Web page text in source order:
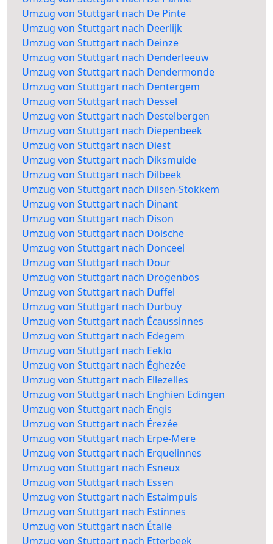
Umzug von Stuttgart nach De Pinte
Umzug von Stuttgart nach Deerlijk
Umzug von Stuttgart nach Deinze
Umzug von Stuttgart nach Denderleeuw
Umzug von Stuttgart nach Dendermonde
Umzug von Stuttgart nach Dentergem
Umzug von Stuttgart nach Dessel
Umzug von Stuttgart nach Destelbergen
Umzug von Stuttgart nach Diepenbeek
Umzug von Stuttgart nach Diest
Umzug von Stuttgart nach Diksmuide
Umzug von Stuttgart nach Dilbeek
Umzug von Stuttgart nach Dilsen-Stokkem
Umzug von Stuttgart nach Dinant
Umzug von Stuttgart nach Dison
Umzug von Stuttgart nach Doische
Umzug von Stuttgart nach Donceel
Umzug von Stuttgart nach Dour
Umzug von Stuttgart nach Drogenbos
Umzug von Stuttgart nach Duffel
Umzug von Stuttgart nach Durbuy
Umzug von Stuttgart nach Écaussinnes
Umzug von Stuttgart nach Edegem
Umzug von Stuttgart nach Eeklo
Umzug von Stuttgart nach Éghezée
Umzug von Stuttgart nach Ellezelles
Umzug von Stuttgart nach Enghien Edingen
Umzug von Stuttgart nach Engis
Umzug von Stuttgart nach Érezée
Umzug von Stuttgart nach Erpe-Mere
Umzug von Stuttgart nach Erquelinnes
Umzug von Stuttgart nach Esneux
Umzug von Stuttgart nach Essen
Umzug von Stuttgart nach Estaimpuis
Umzug von Stuttgart nach Estinnes
Umzug von Stuttgart nach Étalle
Umzug von Stuttgart nach Etterbeek